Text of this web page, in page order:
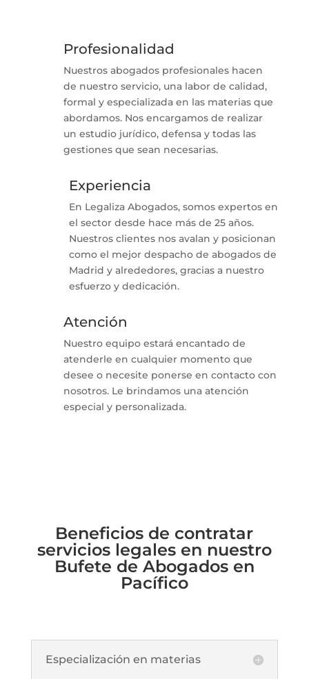
Profesionalidad
Nuestros abogados profesionales hacen
de nuestro servicio, una labor de calidad,
formal y especializada en las materias que
abordamos. Nos encargamos de realizar
un estudio jurídico, defensa y todas las
gestiones que sean necesarias.
Experiencia
En Legaliza Abogados, somos expertos en
el sector desde hace más de 25 años.
Nuestros clientes nos avalan y posicionan
como el mejor despacho de abogados de
Madrid y alrededores, gracias a nuestro
esfuerzo y dedicación.
Atención
Nuestro equipo estará encantado de
atenderle en cualquier momento que
desee o necesite ponerse en contacto con
nosotros. Le brindamos una atención
especial y personalizada.
Beneficios de contratar
servicios legales en nuestro
Bufete de Abogados en
Pacífico
Especialización en materias